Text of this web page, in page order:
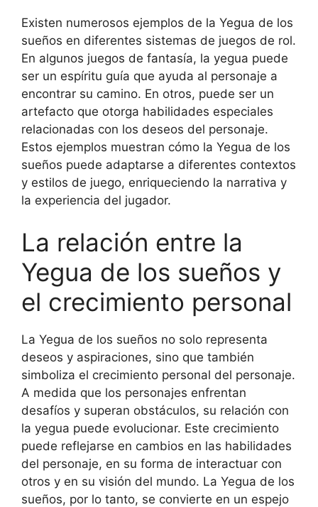
Existen numerosos ejemplos de la Yegua de los
sueños en diferentes sistemas de juegos de rol.
En algunos juegos de fantasía, la yegua puede
ser un espíritu guía que ayuda al personaje a
encontrar su camino. En otros, puede ser un
artefacto que otorga habilidades especiales
relacionadas con los deseos del personaje.
Estos ejemplos muestran cómo la Yegua de los
sueños puede adaptarse a diferentes contextos
y estilos de juego, enriqueciendo la narrativa y
la experiencia del jugador.
La relación entre la
Yegua de los sueños y
el crecimiento personal
La Yegua de los sueños no solo representa
deseos y aspiraciones, sino que también
simboliza el crecimiento personal del personaje.
A medida que los personajes enfrentan
desafíos y superan obstáculos, su relación con
la yegua puede evolucionar. Este crecimiento
puede reflejarse en cambios en las habilidades
del personaje, en su forma de interactuar con
otros y en su visión del mundo. La Yegua de los
sueños, por lo tanto, se convierte en un espejo